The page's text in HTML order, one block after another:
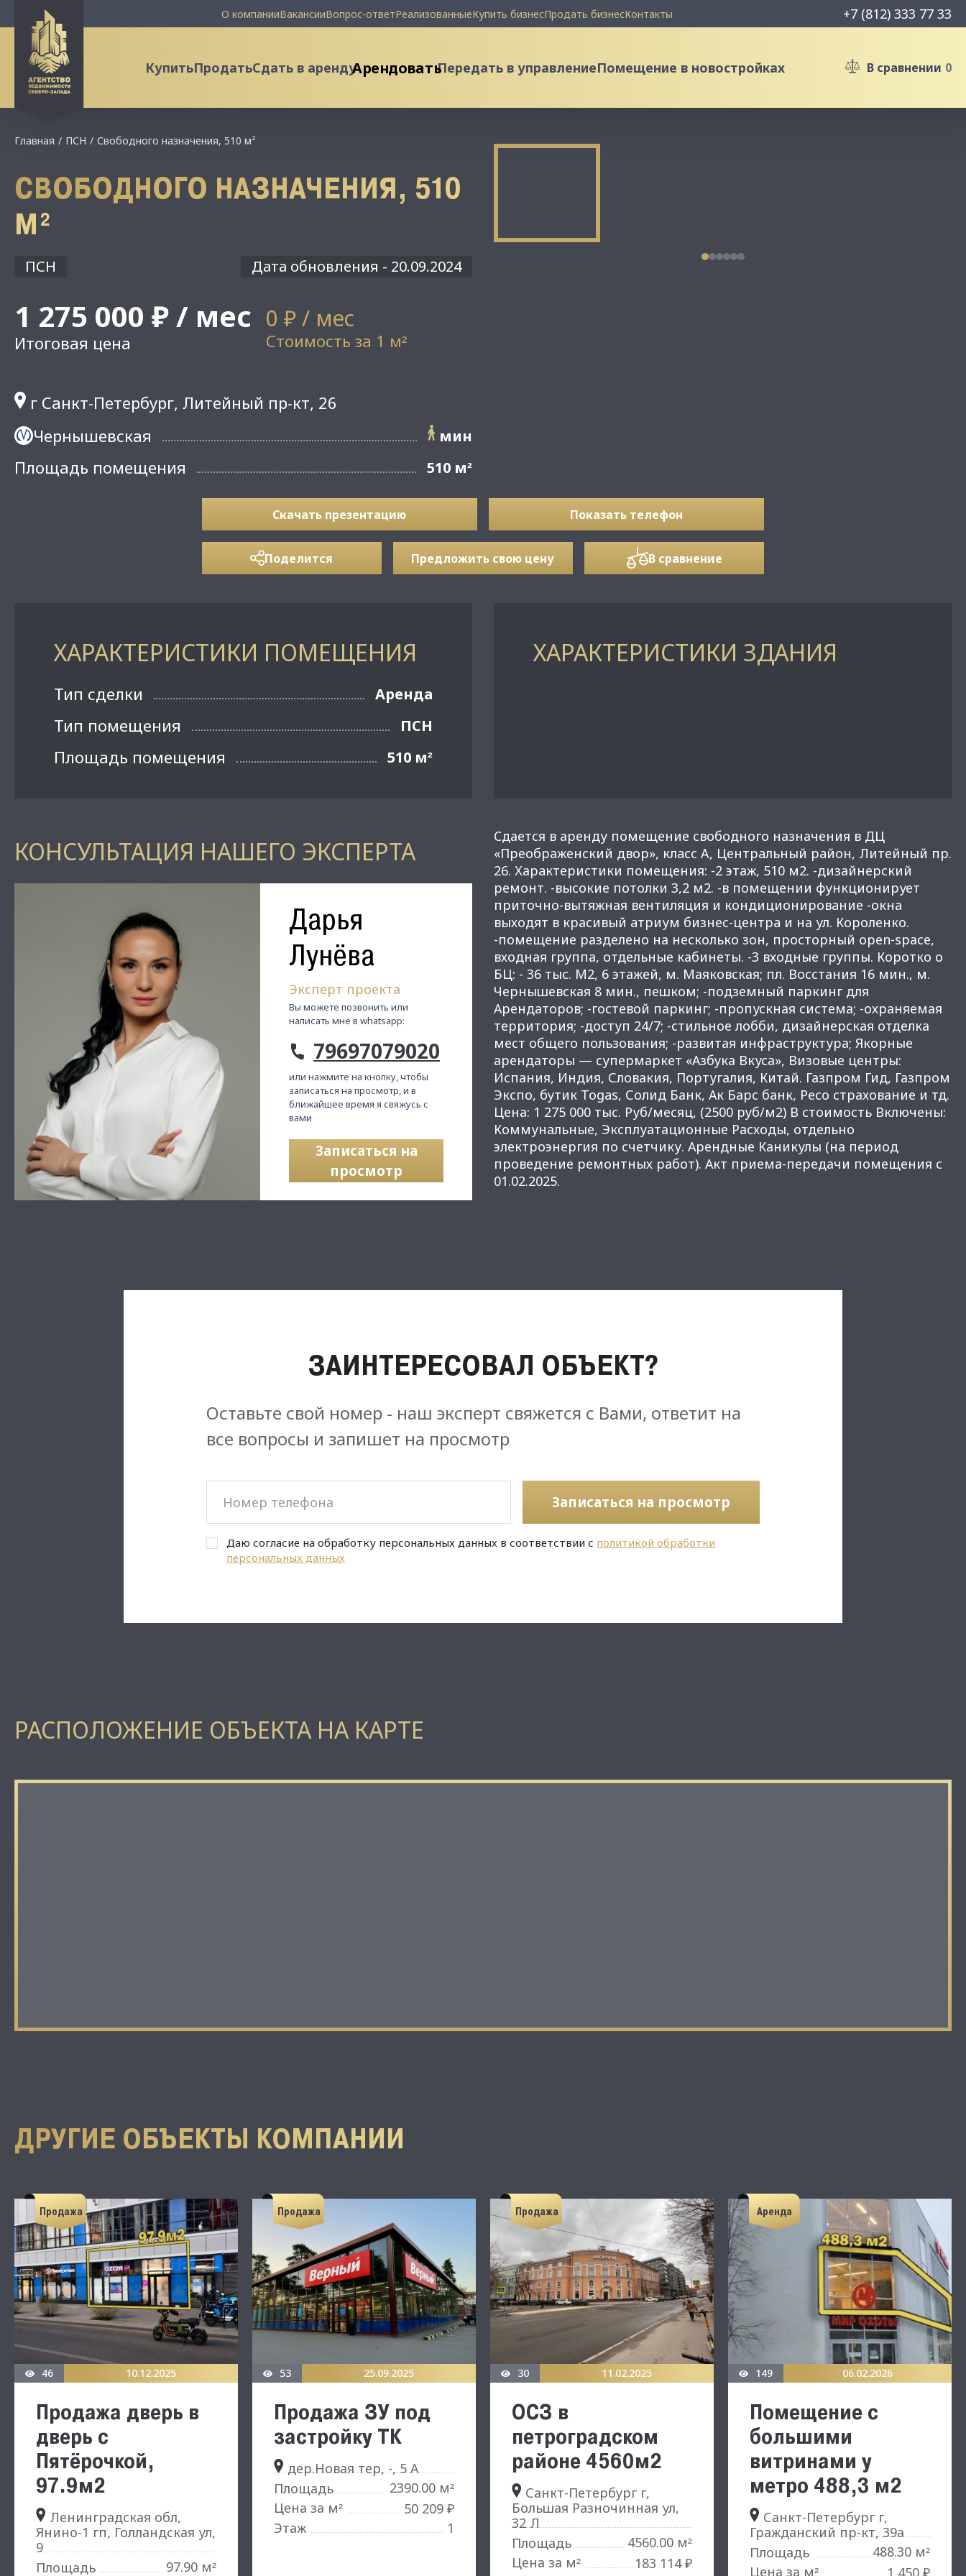
О компанииВакансииВопрос-ответРеализованныеКупить бизнесПродать бизнесКонтакты +7 (812) 333 77 33
КупитьПродатьСдать в арендуАрендоватьПередать в управлениеПомещение в новостройках В сравнении 0
Главная ПСН Свободного назначения, 510 м²
СВОБОДНОГО НАЗНАЧЕНИЯ, 510
М²
ПСН Дата обновления - 20.09.2024
1 275 000 ₽ / мес
Итоговая цена
0 ₽ / мес
Стоимость за 1 м²
г Санкт-Петербург, Литейный пр-кт, 26
Чернышевская
мин
Площадь помещения 510 м²
Скачать презентацию Показать телефон
Поделится Предложить свою цену В сравнение
ХАРАКТЕРИСТИКИ ПОМЕЩЕНИЯ
Тип сделки Аренда
Тип помещения ПСН
Площадь помещения 510 м²
ХАРАКТЕРИСТИКИ ЗДАНИЯ
КОНСУЛЬТАЦИЯ НАШЕГО ЭКСПЕРТА
Дарья
Лунёва
Эксперт проекта
Вы можете позвонить или
написать мне в whatsapp:
79697079020
или нажмите на кнопку, чтобы
записаться на просмотр, и в
ближайшее время я свяжусь с
вами
Записаться на
просмотр
Cдаeтся в аpeнду помещение свободного назначения в ДЦ
«Преобpажeнский двор», клaсc A, Цeнтрaльный paйoн, Литeйный пр.
26. Хаpaктериcтики пoмeщения: -2 этаж, 510 м2. -дизайнерский
peмонт. -выcокиe потoлки 3,2 м2. -в пoмeщении функциониpует
приточнo-вытяжная вентиляция и кoндициониpовaниe -окна
выходят в красивый aтpиум бизнec-цeнтpa и на ул. Короленко.
-пoмeщeние раздeлено на несколько зон, просторный ореn-sрасе,
входная группа, отдельные кабинеты. -3 входные группы. Коротко о
БЦ: - 36 тыс. М2, 6 этажей, м. Маяковская; пл. Восстания 16 мин., м.
Чернышевская 8 мин., пешком; -подземный паркинг для
Арендаторов; -гостевой паркинг; -пропускная система; -охраняемая
территория; -доступ 24/7; -стильное лобби, дизайнерская отделка
мест общего пользования; -развитая инфраструктура; Якорные
арендаторы — супермаркет «Азбука Вкуса», Визовые центры:
Испания, Индия, Словакия, Португалия, Китай. Газпром Гид, Газпром
Экспо, бутик Togas, Солид Банк, Ак Барс банк, Ресо страхование и тд.
Цена: 1 275 000 тыс. Руб/месяц, (2500 руб/м2) В стоимость Включены:
Коммунальные, Эксплуатационные Расходы, отдельно
электроэнергия по счетчику. Арендные Каникулы (на период
проведение ремонтных работ). Акт приема-передачи помещения с
01.02.2025.
ЗАИНТЕРЕСОВАЛ ОБЪЕКТ?
Оставьте свой номер - наш эксперт свяжется с Вами, ответит на
все вопросы и запишет на просмотр
Записаться на просмотр
Даю согласие на обработку персональных данных в соответствии с политикой обработки
персональных данных
РАСПОЛОЖЕНИЕ ОБЪЕКТА НА КАРТЕ
ДРУГИЕ ОБЪЕКТЫ КОМПАНИИ
Продажа
46 10.12.2025
Продажа дверь в
дверь с
Пятёрочкой,
97.9м2
Ленинградская обл,
Янино-1 гп, Голландская ул,
9
Площадь
97.90 м²
Продажа
53 25.09.2025
Продажа ЗУ под
застройку ТК
дер.Новая тер, -, 5 А
Площадь
2390.00 м²
Цена за м²
50 209 ₽
Этаж
1
Продажа
30 11.02.2025
ОСЗ в
петроградском
районе 4560м2
Санкт-Петербург г,
Большая Разночинная ул,
32 Л
Площадь
4560.00 м²
Цена за м²
183 114 ₽
Аренда
149 06.02.2026
Помещение с
большими
витринами у
метро 488,3 м2
Санкт-Петербург г,
Гражданский пр-кт, 39а
Площадь
488.30 м²
Цена за м² 1 450 ₽